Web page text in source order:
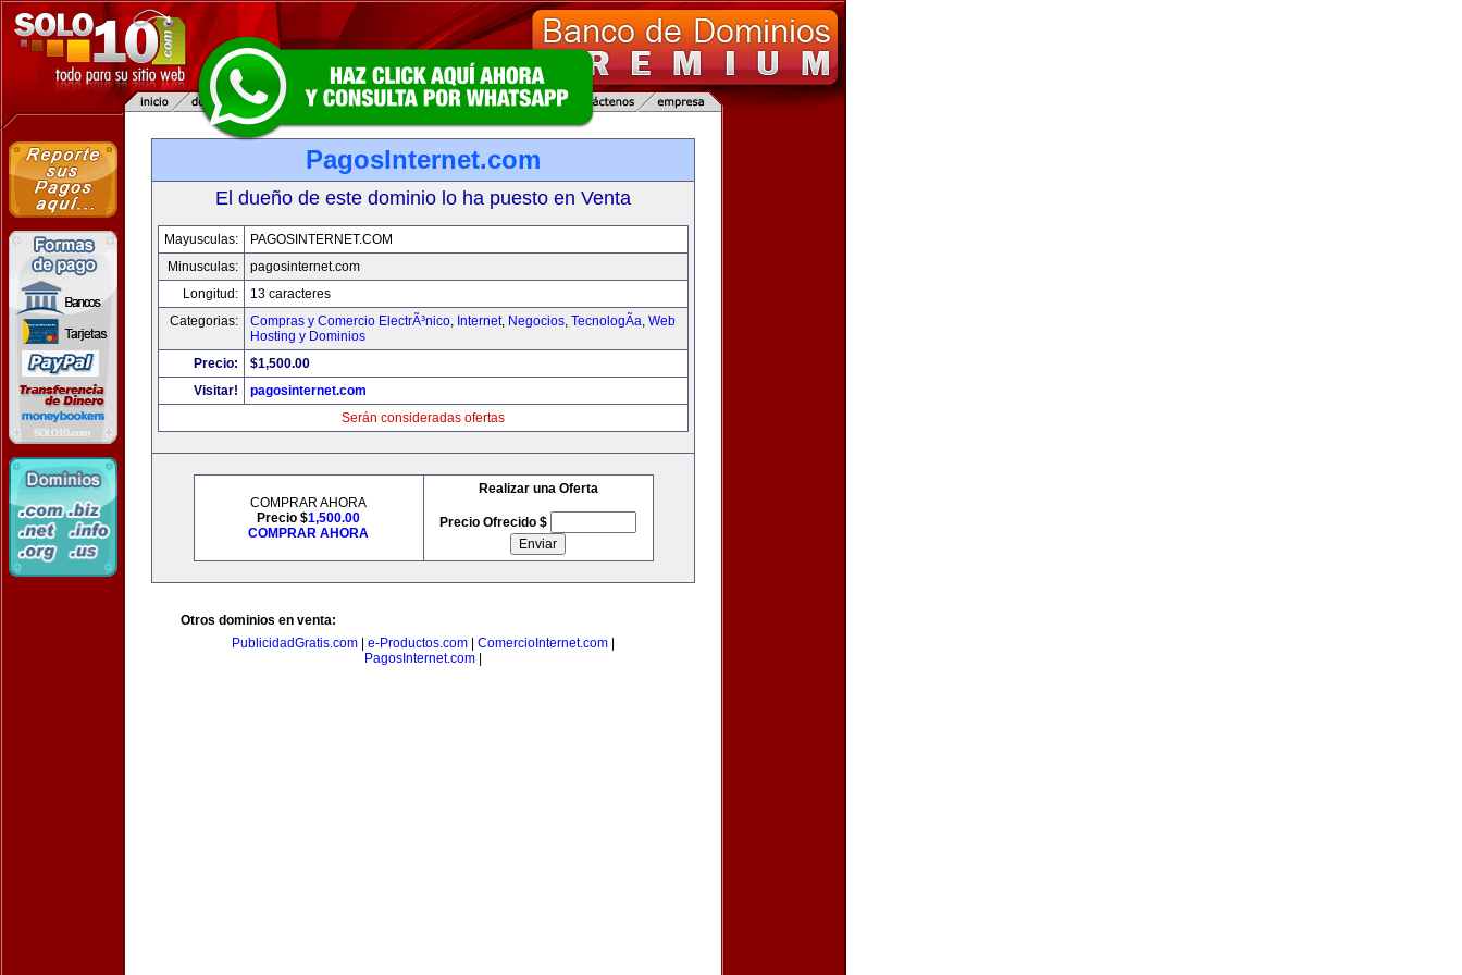
PagosInternet.com
El dueño de este dominio lo ha puesto en Venta
Mayusculas:
PAGOSINTERNET.COM
Minusculas:
pagosinternet.com
Longitud:
13 caracteres
Categorias:
Compras y Comercio ElectrÃ³nico, Internet, Negocios, TecnologÃ­a, Web
Hosting y Dominios
Precio:
$1,500.00
Visitar!
pagosinternet.com
Serán consideradas ofertas
COMPRAR AHORA
Precio $1,500.00
COMPRAR AHORA
Realizar una Oferta
Precio Ofrecido $
Otros dominios en venta:
PublicidadGratis.com
e-Productos.com ComercioInternet.com
PagosInternet.com